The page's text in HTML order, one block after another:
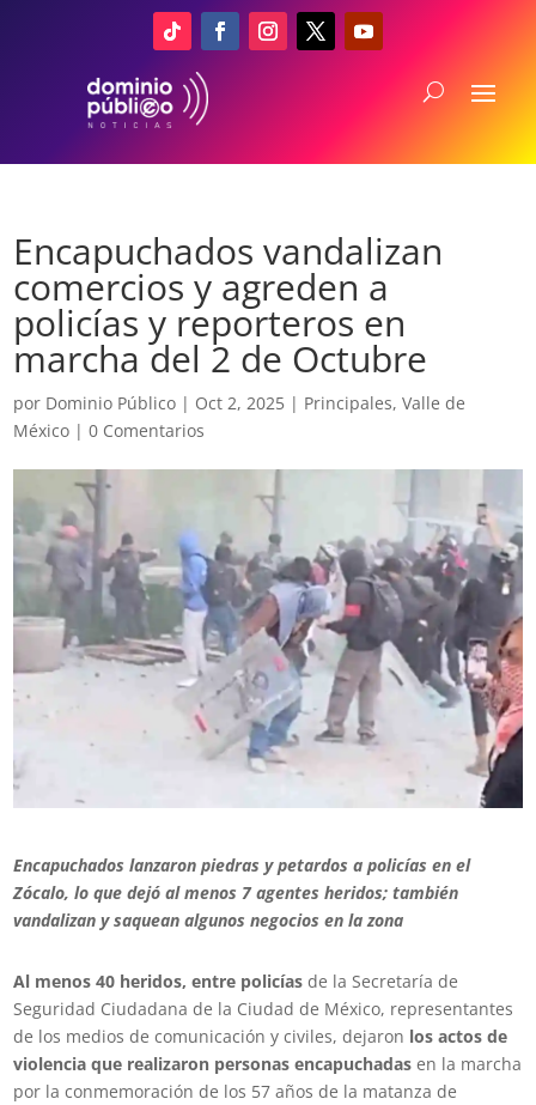
Encapuchados vandalizan
comercios y agreden a
policías y reporteros en
marcha del 2 de Octubre
por Dominio Público | Oct 2, 2025 | Principales,Valle de
México |0 Comentarios
Encapuchados lanzaron piedras y petardos a policías en el
Zócalo, lo que dejó al menos 7 agentes heridos; también
vandalizan y saquean algunos negocios en la zona
Al menos 40 heridos, entre policías de la Secretaría de
Seguridad Ciudadana de la Ciudad de México, representantes
de los medios de comunicación y civiles, dejaron los actos de
violencia que realizaron personas encapuchadas en la marcha
por la conmemoración de los 57 años de la matanza de